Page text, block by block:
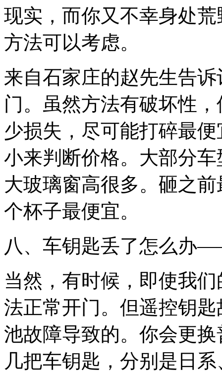
现实，而你又不幸身处
方法可以考虑。
来自石家庄的赵先生告
门。虽然方法有破坏性
少损失，尽可能打碎最
小来判断价格。大部分
大玻璃窗高很多。砸之
个杯子最便宜。
八、车钥匙丢了怎么办
当然，有时候，即使我
法正常开门。但遥控钥
池故障导致的。你会更
几把车钥匙，分别是日